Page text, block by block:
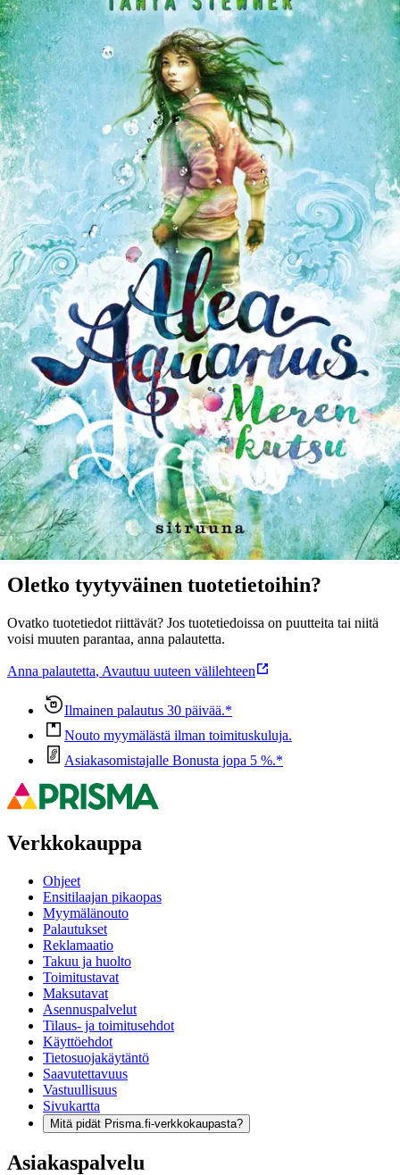
Ei saatavilla
Tuotekuvaus
Taianomainen kirjasarja luonnosta, ystävyydestä ja itsensä
löytämisestä. Meri on vetänyt Aleaa puoleensa niin kauan kuin hän
muistaa. Mutta houkutteleviin aaltoihin liittyy hengenvaara. Alea ei
saa missään olosuhteissa joutua kosketuksiin kylmän meriveden
kanssa. Hän muistaa erittäin hyvin äitinsä varoituksen ennen kuin
tämä katosi jäljettömiin.Kuka Alea on ja mistä hän on lähtöisin?
Alkuperäänsä etsiessään hän tutustuu Alpha Cru-seikkailujengiin,
joka purjehtii Crusis-veneellä maailman valtamerillä. Eräänä päivänä
myrsky iskee ja heittää Alean yli laidan, eikä mikään ole enää
ennallaan... Alea Aquarius on uuden ajan merenneitotarina.
Kahdeksanosainen kirjasarja kertoo ystävyksistä, jotka omistautuvat
ympäristön suojelemiselle, koska maailman tulevaisuus kuuluu
nuorille. Seikkailullista ja mielikuvituksellista ekofantasiaa, jossa on
ripaus rakkautta. Lähes miljoona myytyä kirjaa! Tanya Stewner on
yksi Saksan menestyneimmistä lasten- ja nuortenkirjailijoista. Hänen
palkittuja teoksiaan on myyty kansainvälisesti yli 4,5 miljoonaa
kappaletta ja niitä on käännetty lähes 20 kielelle.
Näytä lisää tuotekuvausta
Ominaisuudet
Oletko tyytyväinen tuotetietoihin?
Ovatko tuotetiedot riittävät? Jos tuotetiedoissa on puutteita tai niitä
voisi muuten parantaa, anna palautetta.
Anna palautetta, Avautuu uuteen välilehteen
Ilmainen palautus 30 päivää.*
Nouto myymälästä ilman toimituskuluja.
Asiakasomistajalle Bonusta jopa 5 %.*
Verkkokauppa
Ohjeet
Ensitilaajan pikaopas
Myymälänouto
Palautukset
Reklamaatio
Takuu ja huolto
Toimitustavat
Maksutavat
Asennuspalvelut
Tilaus- ja toimitusehdot
Käyttöehdot
Tietosuojakäytäntö
Saavutettavuus
Vastuullisuus
Sivukartta
Mitä pidät Prisma.fi-verkkokaupasta?
Asiakaspalvelu